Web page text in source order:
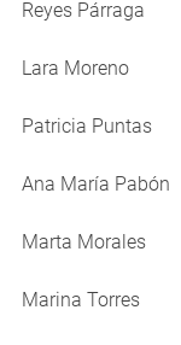
Reyes Párraga
Lara Moreno
Patricia Puntas
Ana María Pabón
Marta Morales
Marina Torres